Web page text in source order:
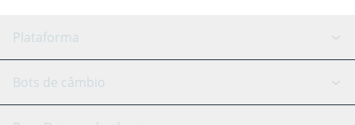
Plataforma
Bot GRID
Bots de câmbio